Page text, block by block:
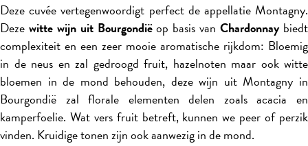
Deze cuvée vertegenwoordigt perfect de appellatie Montagny.
Deze witte wijn uit Bourgondiëop basis vanChardonnaybiedt
complexiteit en een zeer mooie aromatische rijkdom: Bloemig
in de neus en zal gedroogd fruit, hazelnoten maar ook witte
bloemen in de mond behouden, deze wijn uit Montagny in
Bourgondië zal florale elementen delen zoals acacia en
kamperfoelie. Wat vers fruit betreft, kunnen we peer of perzik
vinden. Kruidige tonen zijn ook aanwezig in de mond.